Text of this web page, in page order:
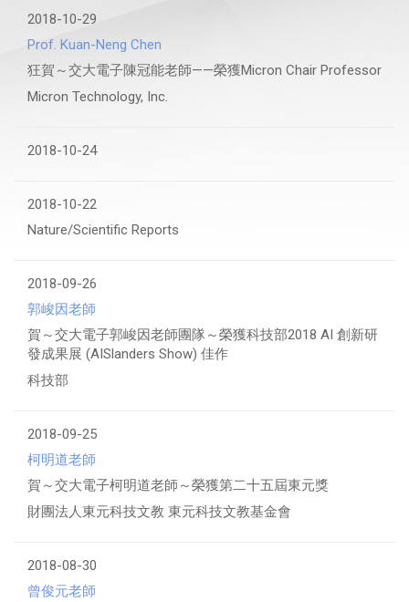
2018-10-29
Prof. Kuan-Neng Chen
狂賀～交大電子陳冠能老師——榮獲Micron Chair Professor
Micron Technology, Inc.
2018-10-24
2018-10-22
Nature/Scientific Reports
2018-09-26
郭峻因老師
賀～交大電子郭峻因老師團隊～榮獲科技部2018 AI 創新研
發成果展 (AISlanders Show) 佳作
科技部
2018-09-25
柯明道老師
賀～交大電子柯明道老師～榮獲第二十五屆東元獎
財團法人東元科技文教 東元科技文教基金會
2018-08-30
曾俊元老師